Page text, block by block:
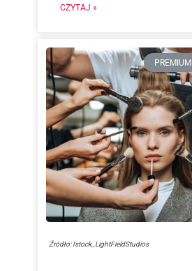
CZYTAJ »
PREMIUM
Źródło: Istock_LightFieldStudios